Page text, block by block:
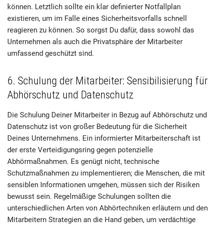
können. Letztlich sollte ein klar definierter Notfallplan
existieren, um im Falle eines Sicherheitsvorfalls schnell
reagieren zu können. So sorgst Du dafür, dass sowohl das
Unternehmen als auch die Privatsphäre der Mitarbeiter
umfassend geschützt sind.
6. Schulung der Mitarbeiter: Sensibilisierung für
Abhörschutz und Datenschutz
Die Schulung Deiner Mitarbeiter in Bezug auf Abhörschutz und
Datenschutz ist von großer Bedeutung für die Sicherheit
Deines Unternehmens. Ein informierter Mitarbeiterschaft ist
der erste Verteidigungsring gegen potenzielle
Abhörmaßnahmen. Es genügt nicht, technische
Schutzmaßnahmen zu implementieren; die Menschen, die mit
sensiblen Informationen umgehen, müssen sich der Risiken
bewusst sein. Regelmäßige Schulungen sollten die
unterschiedlichen Arten von Abhörtechniken erläutern und den
Mitarbeitern Strategien an die Hand geben, um verdächtige